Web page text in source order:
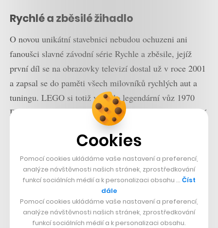
Rychlé a zběsilé žihadlo
O novou unikátní stavebnici nebudou ochuzeni ani
fanoušci slavné závodní série Rychle a zběsile, jejíž
první díl se na obrazovky televizí dostal už v roce 2001
a zapsal se do paměti všech milovníků rychlých aut a
tuningu. LEGO si totiž vybralo legendární vůz 1970
Dodge Charger R/T, který řídil Dominic Torreto, hlavní
postava série ztvárněná Vinem Dieselem.
Přečtěte si také
Millennium Falcon v české síni
rekordů. Šestnáctiletý Radek
Popík postavil ze 70 tisíc dílků
LEGO kultovní loď ze Star
Wars
Cookies
Pomocí cookies ukládáme vaše nastavení a preferencí,
analýze návštěvnosti našich stránek, zprostředkování
funkcí sociálních médií a k personalizaci obsahu … Číst
dále
Pomocí cookies ukládáme vaše nastavení a preferencí,
analýze návštěvnosti našich stránek, zprostředkování
funkcí sociálních médií a k personalizaci obsahu.